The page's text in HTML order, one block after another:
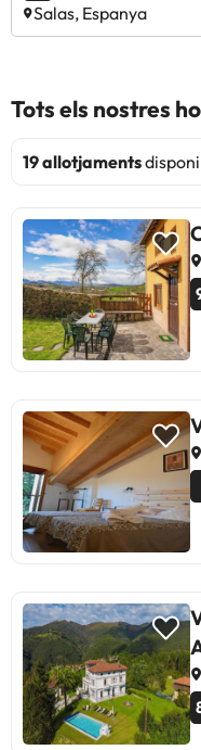
Salas, Espanya
Tots els nostres
19 allotjaments